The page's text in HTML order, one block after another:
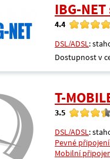
IBG-
4.4
DSL/ADSL:
Dostupnost v
T-
3.5
DSL/ADSL:
Pevné
Mobilní